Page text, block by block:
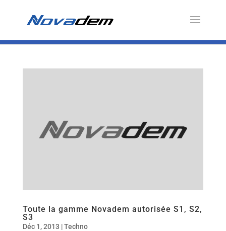
Toute la gamme Novadem autorisée S1, S2,
S3
Déc 1, 2013 |Techno